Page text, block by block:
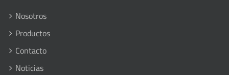
Nosotros
Productos
Contacto
Noticias